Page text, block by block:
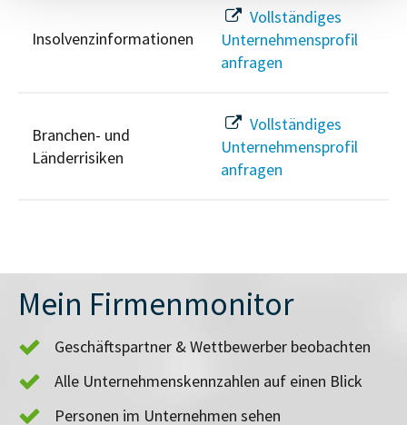
Insolvenzinformationen
Vollständiges
Unternehmensprofil
anfragen
Branchen- und
Länderrisiken
Vollständiges
Unternehmensprofil
anfragen
Mein Firmenmonitor
Geschäftspartner & Wettbewerber beobachten
Alle Unternehmenskennzahlen auf einen Blick
Personen im Unternehmen sehen